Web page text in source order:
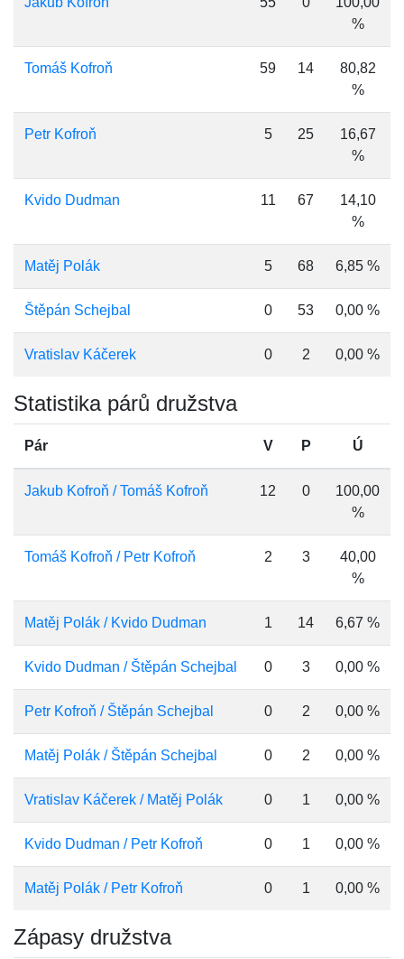
%
Tomáš Kofroň 59 14
80,82
%
Petr Kofroň 5 25
16,67
%
Kvido Dudman 11 67
14,10
%
Matěj Polák 5 68 6,85 %
Štěpán Schejbal 0 53 0,00 %
Vratislav Káčerek 0 2 0,00 %
Statistika párů družstva
Pár V P Ú
Jakub Kofroň / Tomáš Kofroň 12 0
100,00
%
Tomáš Kofroň / Petr Kofroň 2 3
40,00
%
Matěj Polák / Kvido Dudman 1 14 6,67 %
Kvido Dudman / Štěpán Schejbal 0 3 0,00 %
Petr Kofroň / Štěpán Schejbal 0 2 0,00 %
Matěj Polák / Štěpán Schejbal 0 2 0,00 %
Vratislav Káčerek / Matěj Polák 0 1 0,00 %
Kvido Dudman / Petr Kofroň 0 1 0,00 %
Matěj Polák / Petr Kofroň 0 1 0,00 %
Zápasy družstva